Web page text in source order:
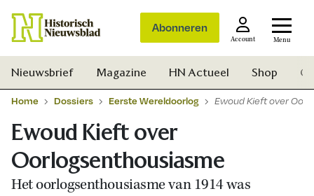
Abonneren
Account Menu
Nieuwsbrief Magazine HN Actueel Shop
Home Dossiers Eerste Wereldoorlog Ewoud Kieft over
Ewoud Kieft over
Oorlogsenthousiasme
Het oorlogsenthousiasme van 1914 was